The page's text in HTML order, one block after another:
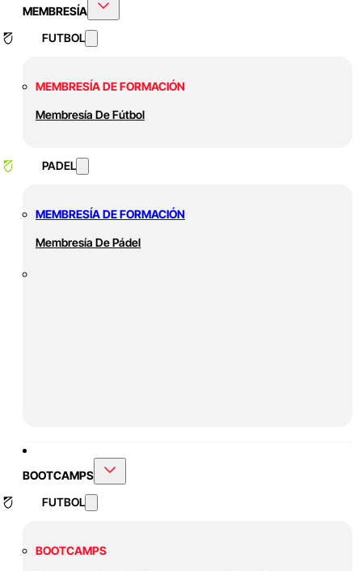
MEMBRESÍA
FUTBOL
MEMBRESÍA DE FORMACIÓN
Membresía De Fútbol
PADEL
MEMBRESÍA DE FORMACIÓN
Membresía De Pádel
BOOTCAMPS
FUTBOL
BOOTCAMPS